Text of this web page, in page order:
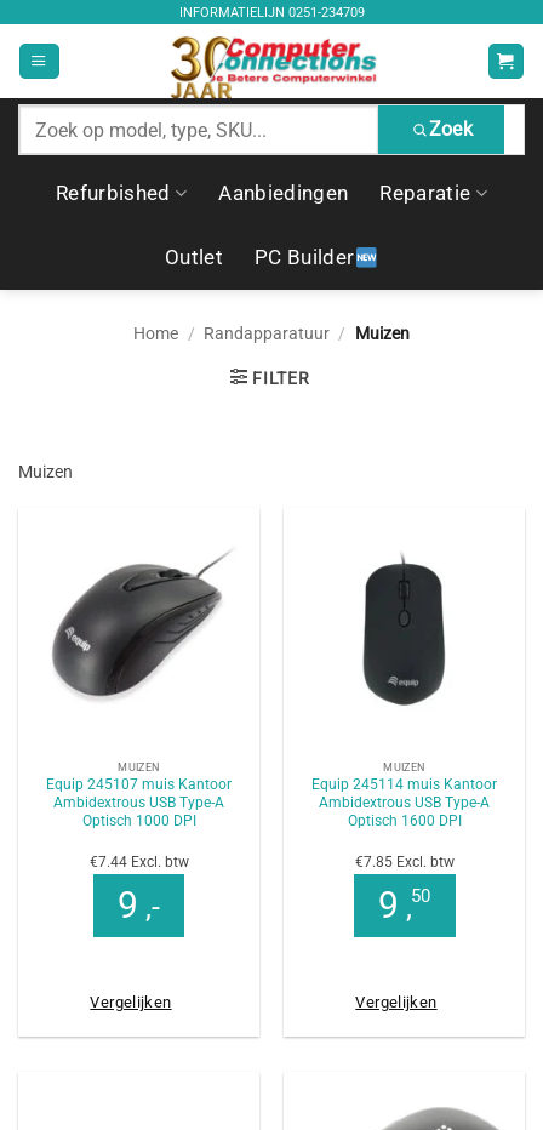
inhoud
INFORMATIELIJN 0251-234709
Zoek
producten
Zoek
Refurbished Aanbiedingen Reparatie
Outlet PC Builder
Home / Randapparatuur / Muizen
FILTER
Muizen
MUIZEN
Equip 245107 muis Kantoor
Ambidextrous USB Type-A
Optisch 1000 DPI
€7.44 Excl. btw
9 ,-
Vergelijken
MUIZEN
Equip 245114 muis Kantoor
Ambidextrous USB Type-A
Optisch 1600 DPI
€7.85 Excl. btw
9 ,50
Vergelijken